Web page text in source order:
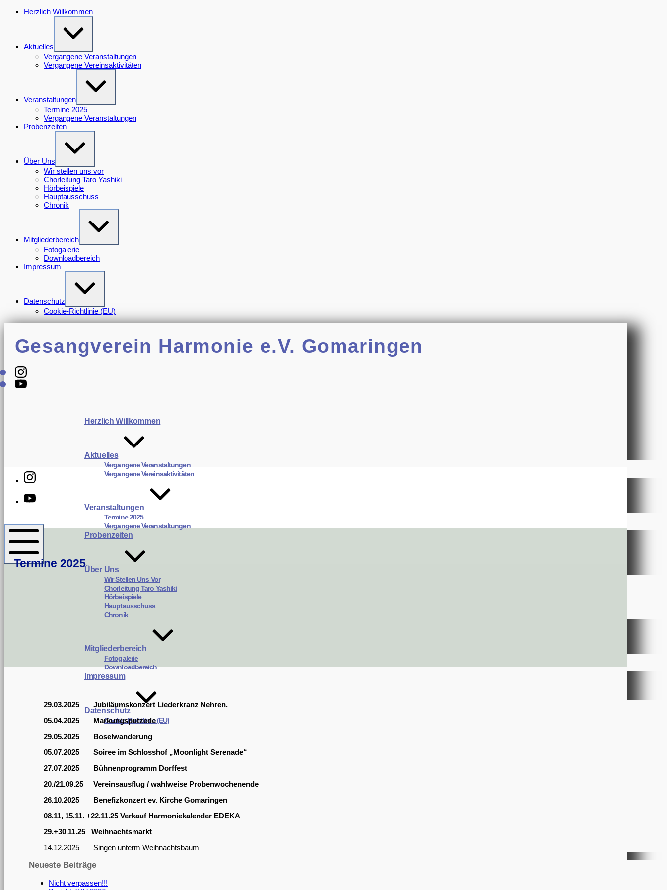
Zum
Herzlich Willkommen
Aktuelles
Vergangene Veranstaltungen
Vergangene Vereinsaktivitäten
Veranstaltungen
Termine 2025
Vergangene Veranstaltungen
Probenzeiten
Über Uns
Wir stellen uns vor
Chorleitung Taro Yashiki
Hörbeispiele
Hauptausschuss
Chronik
Mitgliederbereich
Fotogalerie
Downloadbereich
Impressum
Datenschutz
Cookie-Richtlinie (EU)
Harmonie
Gomaringen
Gesangverein Harmonie e.V. Gomaringen
Instagram
Youtube
Herzlich Willkommen
Aktuelles
Vergangene Veranstaltungen
Vergangene Vereinsaktivitäten
Veranstaltungen
Termine 2025
Vergangene Veranstaltungen
Probenzeiten
Über Uns
Wir Stellen Uns Vor
Chorleitung Taro Yashiki
Hörbeispiele
Hauptausschuss
Chronik
Mitgliederbereich
Fotogalerie
Downloadbereich
Impressum
Datenschutz
Cookie-Richtlinie (EU)
Gomaringen
Mobile
Termine 2025
29.03.2025 Jubiläumskonzert Liederkranz Nehren.
05.04.2025 Markungsputzede
29.05.2025 Boselwanderung
05.07.2025 Soiree im Schlosshof „Moonlight Serenade“
27.07.2025 Bühnenprogramm Dorffest
20./21.09.25 Vereinsausflug / wahlweise Probenwochenende
26.10.2025 Benefizkonzert ev. Kirche Gomaringen
08.11, 15.11. +22.11.25 Verkauf Harmoniekalender EDEKA
29.+30.11.25 Weihnachtsmarkt
14.12.2025 Singen unterm Weihnachtsbaum
Neueste Beiträge
Nicht verpassen!!!